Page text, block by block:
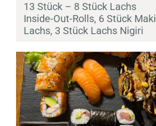
13 Stück – 8 Stück Lachs
Inside-Out-Rolls, 6 Stück Maki
Lachs, 3 Stück Lachs Nigiri